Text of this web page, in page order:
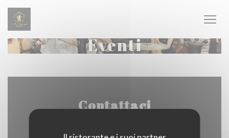
Personalizzazione delle tue scelte sui cookie
Eventi
Contattaci